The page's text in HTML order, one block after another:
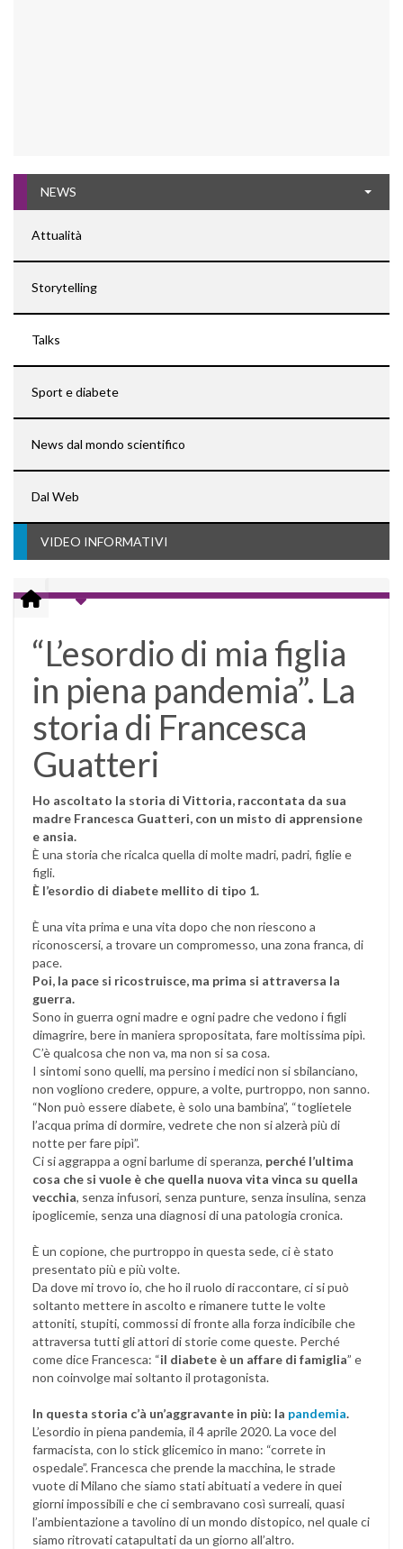
NEWS
Attualità
Storytelling
Talks
Sport e diabete
News dal mondo scientifico
Dal Web
VIDEO INFORMATIVI
“L’esordio di mia figlia
in piena pandemia”. La
storia di Francesca
Guatteri
Ho ascoltato la storia di Vittoria, raccontata da sua
madre Francesca Guatteri, con un misto di apprensione
e ansia.
È una storia che ricalca quella di molte madri, padri, figlie e
figli.
È l’esordio di diabete mellito di tipo 1.
È una vita prima e una vita dopo che non riescono a
riconoscersi, a trovare un compromesso, una zona franca, di
pace.
Poi, la pace si ricostruisce, ma prima si attraversa la
guerra.
Sono in guerra ogni madre e ogni padre che vedono i figli
dimagrire, bere in maniera spropositata, fare moltissima pipì.
C’è qualcosa che non va, ma non si sa cosa.
I sintomi sono quelli, ma persino i medici non si sbilanciano,
non vogliono credere, oppure, a volte, purtroppo, non sanno.
“Non può essere diabete, è solo una bambina”, “toglietele
l’acqua prima di dormire, vedrete che non si alzerà più di
notte per fare pipì”.
Ci si aggrappa a ogni barlume di speranza, perché l’ultima
cosa che si vuole è che quella nuova vita vinca su quella
vecchia, senza infusori, senza punture, senza insulina, senza
ipoglicemie, senza una diagnosi di una patologia cronica.
È un copione, che purtroppo in questa sede, ci è stato
presentato più e più volte.
Da dove mi trovo io, che ho il ruolo di raccontare, ci si può
soltanto mettere in ascolto e rimanere tutte le volte
attoniti, stupiti, commossi di fronte alla forza indicibile che
attraversa tutti gli attori di storie come queste. Perché
come dice Francesca: “il diabete è un affare di famiglia” e
non coinvolge mai soltanto il protagonista.
In questa storia c’à un’aggravante in più: la pandemia.
L’esordio in piena pandemia, il 4 aprile 2020. La voce del
farmacista, con lo stick glicemico in mano: “correte in
ospedale”. Francesca che prende la macchina, le strade
vuote di Milano che siamo stati abituati a vedere in quei
giorni impossibili e che ci sembravano così surreali, quasi
l’ambientazione a tavolino di un mondo distopico, nel quale ci
siamo ritrovati catapultati da un giorno all’altro.